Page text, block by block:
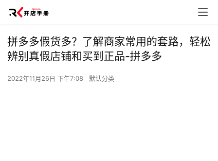
拼多多假货多？了解商家常用的套路，轻松
辨别真假店铺和买到正品-拼多多
2022年11月26日 下午7:08 默认分类